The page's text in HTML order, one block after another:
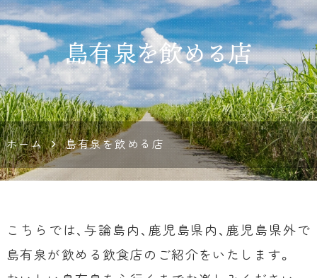
島有泉を飲める店
ホーム 島有泉を飲める店
こちらでは、与論島内、鹿児島県内、鹿児島県外で
島有泉が飲める飲食店のご紹介をいたします。